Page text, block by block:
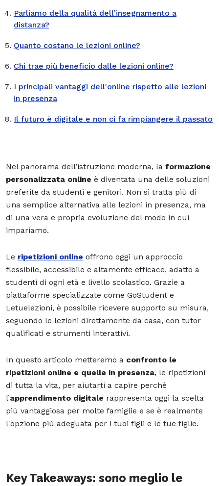
Parliamo della qualità dell’insegnamento a
distanza?
Quanto costano le lezioni online?
Chi trae più beneficio dalle lezioni online?
I principali vantaggi dell'online rispetto alle lezioni
in presenza
Il futuro è digitale e non ci fa rimpiangere il passato
Nel panorama dell’istruzione moderna, la formazione
personalizzata online è diventata una delle soluzioni
preferite da studenti e genitori. Non si tratta più di
una semplice alternativa alle lezioni in presenza, ma
di una vera e propria evoluzione del modo in cui
impariamo.
Le ripetizioni online offrono oggi un approccio
flessibile, accessibile e altamente efficace, adatto a
studenti di ogni età e livello scolastico. Grazie a
piattaforme specializzate come GoStudent e
Letuelezioni, è possibile ricevere supporto su misura,
seguendo le lezioni direttamente da casa, con tutor
qualificati e strumenti interattivi.
In questo articolo metteremo a confronto le
ripetizioni online e quelle in presenza, le ripetizioni
di tutta la vita, per aiutarti a capire perché
l’apprendimento digitale rappresenta oggi la scelta
più vantaggiosa per molte famiglie e se è realmente
l'opzione più adeguata per i tuoi figli e le tue figlie.
Key Takeaways: sono meglio le